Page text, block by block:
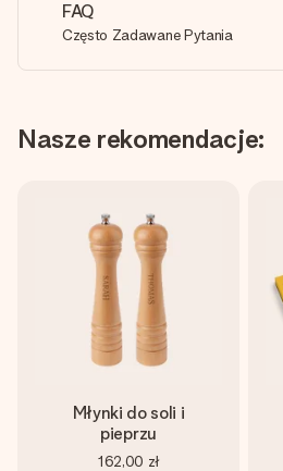
FAQ
Często Zadawane Pytania
Nasze rekomendacje:
Młynki do soli i
pieprzu
162,00 zł